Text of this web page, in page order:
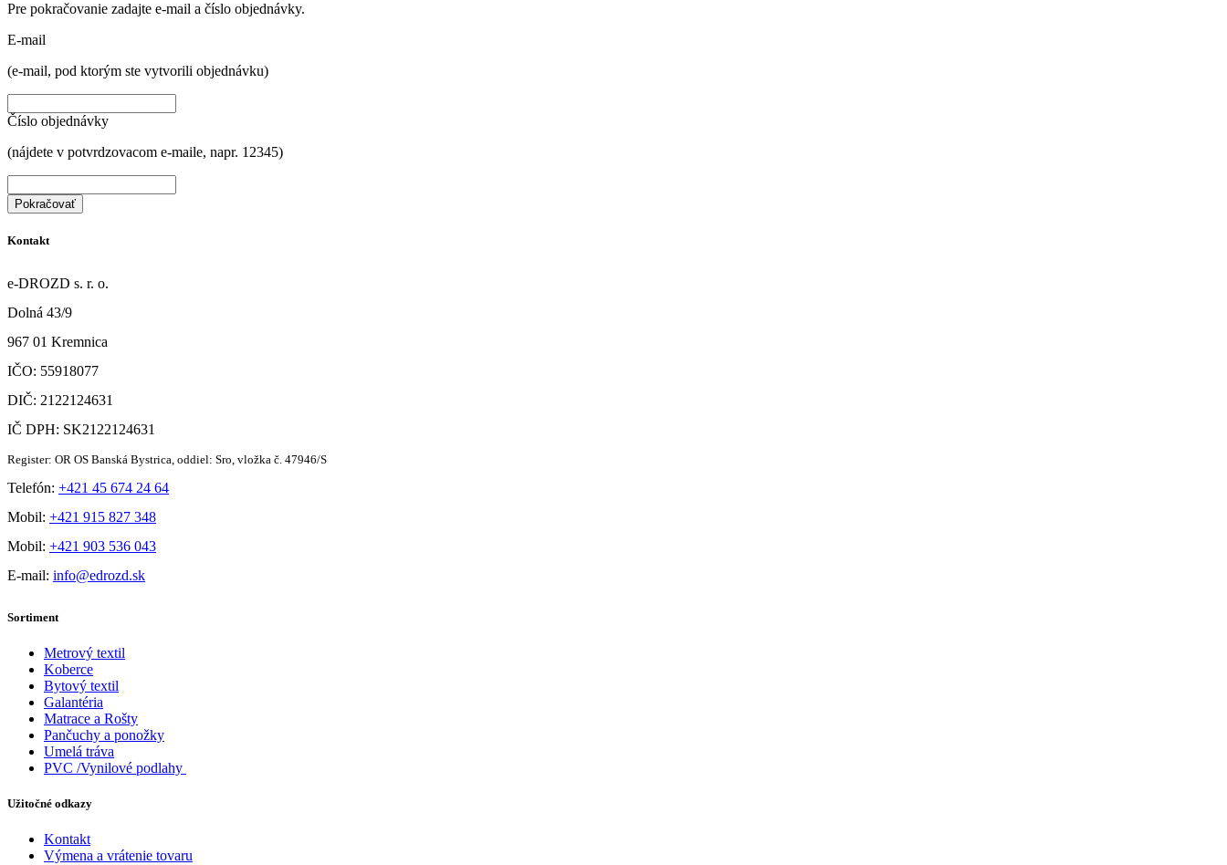
Pre pokračovanie zadajte e-mail a číslo objednávky.
E-mail
(e-mail, pod ktorým ste vytvorili objednávku)
Číslo objednávky
(nájdete v potvrdzovacom e-maile, napr. 12345)
Pokračovať
Kontakt
e-DROZD s. r. o.
Dolná 43/9
967 01 Kremnica
IČO: 55918077
DIČ: 2122124631
IČ DPH: SK2122124631
Register: OR OS Banská Bystrica, oddiel: Sro, vložka č. 47946/S
Telefón: +421 45 674 24 64
Mobil: +421 915 827 348
Mobil: +421 903 536 043
E-mail: info@edrozd.sk
Sortiment
Metrový textil
Koberce
Bytový textil
Galantéria
Matrace a Rošty
Pančuchy a ponožky
Umelá tráva
PVC /Vynilové podlahy
Užitočné odkazy
Kontakt
Výmena a vrátenie tovaru